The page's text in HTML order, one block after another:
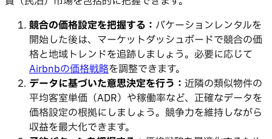
競合の価格設定を把握する： バケーションレンタルを
開始した後は、マーケットダッシュボードで競合の価
格と地域トレンドを追跡しましょう。必要に応じて
Airbnbの価格戦略を調整できます。
データに基づいた意思決定を行う： 近隣の類似物件の
平均客室単価（ADR）や稼働率など、正確なデータを
価格設定の根拠にしましょう。競争力を維持しながら
収益を最大化できます。